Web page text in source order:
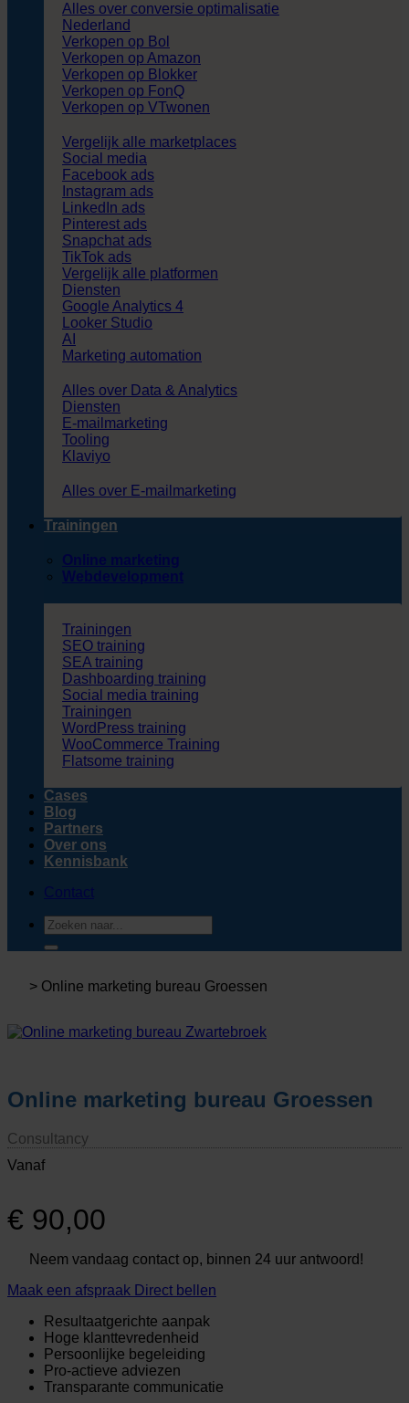
Alles over conversie optimalisatie
Nederland
Verkopen op Bol
Verkopen op Amazon
Verkopen op Blokker
Verkopen op FonQ
Verkopen op VTwonen
Vergelijk alle marketplaces
Social media
Facebook ads
Instagram ads
LinkedIn ads
Pinterest ads
Snapchat ads
TikTok ads
Vergelijk alle platformen
Diensten
Google Analytics 4
Looker Studio
AI
Marketing automation
Alles over Data & Analytics
Diensten
E-mailmarketing
Tooling
Klaviyo
Alles over E-mailmarketing
Trainingen
Online marketing
Webdevelopment
Trainingen
SEO training
SEA training
Dashboarding training
Social media training
Trainingen
WordPress training
WooCommerce Training
Flatsome training
Cases
Blog
Partners
Over ons
Kennisbank
Contact
Zoeken
naar:
> Online marketing bureau Groessen
Online marketing bureau Groessen
Consultancy
Vanaf
€ 90,00
Neem vandaag contact op, binnen 24 uur antwoord!
Maak een afspraak Direct bellen
Resultaatgerichte aanpak
Hoge klanttevredenheid
Persoonlijke begeleiding
Pro-actieve adviezen
Transparante communicatie